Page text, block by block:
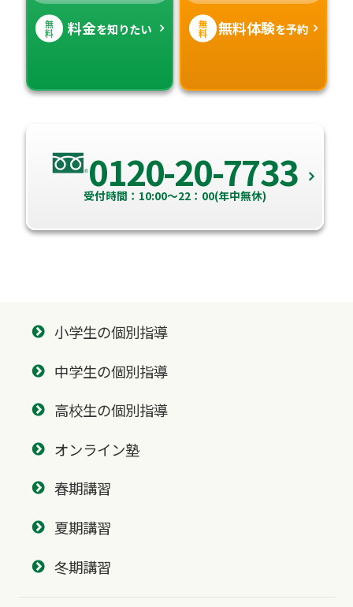
無
料 料金を知りたい 無
料 無料体験を予約
0120-20-7733
受付時間：10:00～22：00(年中無休)
小学生の個別指導
中学生の個別指導
高校生の個別指導
オンライン塾
春期講習
夏期講習
冬期講習